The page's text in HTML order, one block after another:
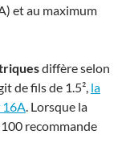
et au maximum
diffère selon
de fils de 1.5², la
16A. Lorsque la
recommande